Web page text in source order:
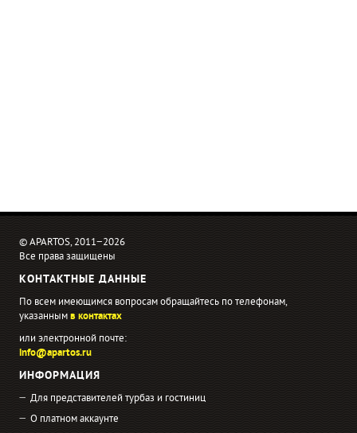
© APARTOS, 2011−2026
Все права защищены
КОНТАКТНЫЕ ДАННЫЕ
По всем имеющимся вопросам обращайтесь по телефонам,
указаннымв контактах
или электронной почте:
info@apartos.ru
ИНФОРМАЦИЯ
Для представителей турбаз и гостиниц
О платном аккаунте